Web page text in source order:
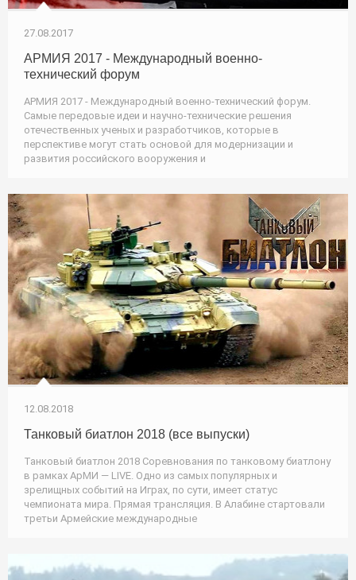
27.08.2017
АРМИЯ 2017 - Международный военно-
технический форум
АРМИЯ 2017 - Международный военно-технический форум.
Самые передовые идеи и научно-технические решения
отечественных ученых и разработчиков, которые в
перспективе могут стать основой для модернизации и
развития российского вооружения и
12.08.2018
Танковый биатлон 2018 (все выпуски)
Танковый биатлон 2018 Соревнования по танковому биатлону
в рамках АрМИ — LIVE. Одно из самых популярных и
зрелищных событий на Играх, по сути, имеет статус
чемпионата мира. Прямая трансляция. В Алабине стартовали
третьи Армейские международные